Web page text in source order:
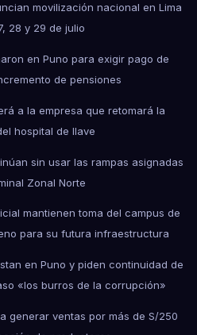
movilización nacional en Lima
28 y 29 de julio
en Puno para exigir pago de
de pensiones
a la empresa que retomará la
hospital de Ilave
sin usar las rampas asignadas
Zonal Norte
mantienen toma del campus de
para su futura infraestructura
en Puno y piden continuidad de
«los burros de la corrupción»
generar ventas por más de S/250